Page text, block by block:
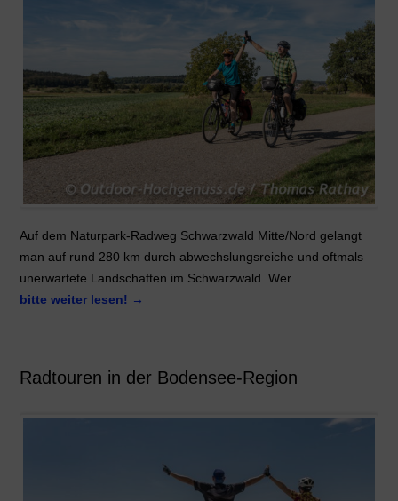
Auf dem Naturpark-Radweg Schwarzwald Mitte/Nord gelangt
man auf rund 280 km durch abwechslungsreiche und oftmals
unerwartete Landschaften im Schwarzwald. Wer …
bitte weiter lesen! →
Radtouren in der Bodensee-Region